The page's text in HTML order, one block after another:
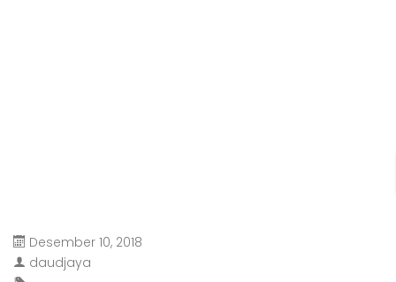
Desember 10, 2018
daudjaya